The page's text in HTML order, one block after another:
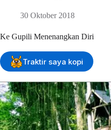
30 Oktober 2018
Ke Gupili Menenangkan Diri
Traktir saya kopi